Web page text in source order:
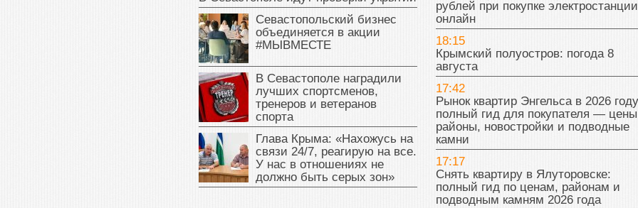
Севастопольский бизнес
объединяется в акции
#МЫВМЕСТЕ
В Севастополе наградили
лучших спортсменов,
тренеров и ветеранов
спорта
Глава Крыма: «Нахожусь на
связи 24/7, реагирую на все.
У нас в отношениях не
должно быть серых зон»
рублей при покупке электростанции
онлайн
18:15
Крымский полуостров: погода 8
августа
17:42
Рынок квартир Энгельса в 2026
полный гид для покупателя —
районы, новостройки и подводные
камни
17:17
Снять квартиру в Ялуторовске:
полный гид по ценам, районам и
подводным камням 2026 года